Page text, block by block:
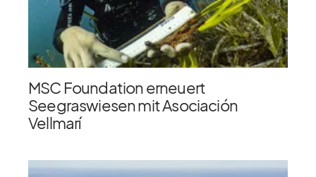
MSC Foundation erneuert
Seegraswiesen mit Asociación
Vellmarí